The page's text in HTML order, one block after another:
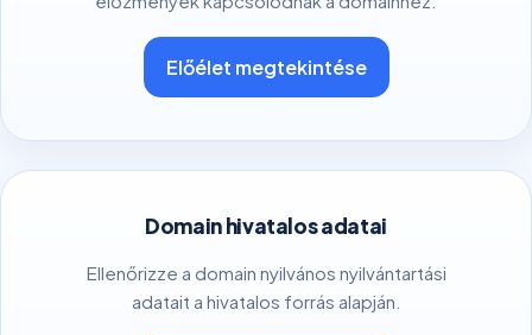
Előélet megtekintése
Domain hivatalos adatai
Ellenőrizze a domain nyilvános nyilvántartási
adatait a hivatalos forrás alapján.